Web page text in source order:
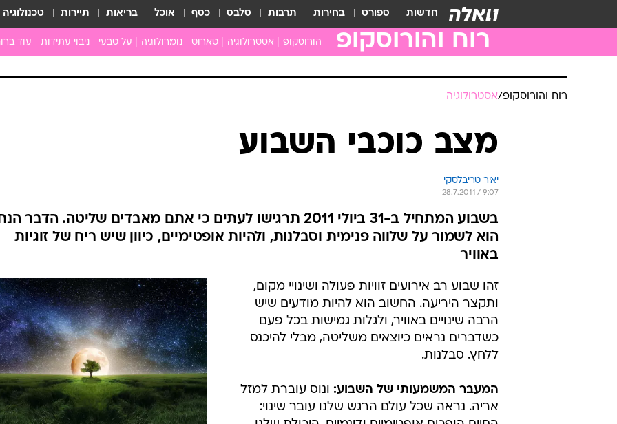
חדשות ספורט בחירות תרבות סלבס כסף אוכל בריאות תיירות טכנולוגיה
רוח והורוסקופ הורוסקופ
אריה
עקרב
קשת
אסטרולוגיה טארוט נומרולוגיה על טבעי ניבוי עתידות עוד
אסטרולוגיה
מצב כוכבי השבוע
28.7.2011 / 9:07
בשבוע המתחיל ב-31 ביולי 2011 תרגישו לעתים כי אתם מאבדים שליטה. הדבר
הוא לשמור על שלווה פנימית וסבלנות, ולהיות אופטימיים, כיוון שיש ריח של זוגיות
באוויר